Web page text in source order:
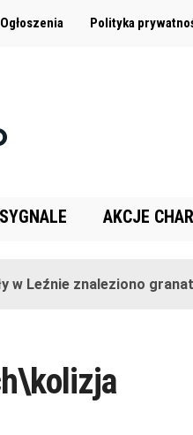
Ogłoszenia Polityka
AKCJE
Leźnie znaleziono granat!